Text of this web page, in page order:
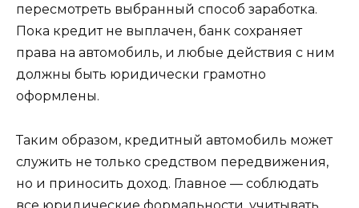
пересмотреть выбранный способ заработка.
Пока кредит не выплачен, банк сохраняет
права на автомобиль, и любые действия с ним
должны быть юридически грамотно
оформлены.
Таким образом, кредитный автомобиль может
служить не только средством передвижения,
но и приносить доход. Главное — соблюдать
все юридические формальности, учитывать